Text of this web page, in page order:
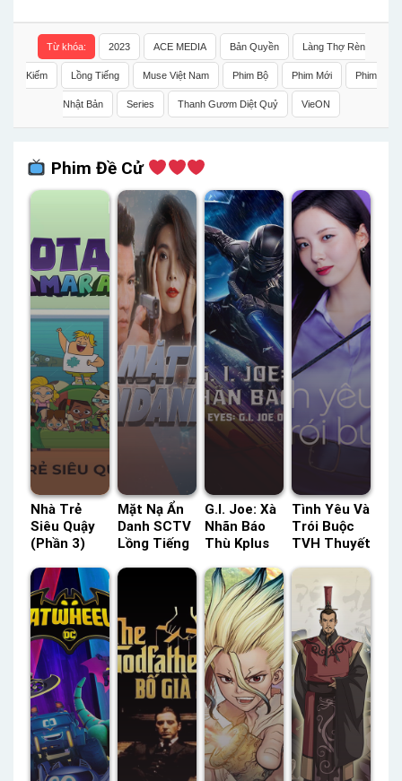
Từ khóa: 2023 ACE MEDIA Bản Quyền Làng Thợ Rèn
Kiếm Lồng Tiếng Muse Việt Nam Phim Bộ Phim Mới Phim
Nhật Bản Series Thanh Gươm Diệt Quỷ VieON
Phim Đề Cử
Nhà Trẻ
Siêu Quậy
(Phần 3)
Minh –
Status: 52 /
52 Thuyết
Minh
Mặt Nạ Ẩn
Danh SCTV
Lồng Tiếng
25 / 25
G.I. Joe: Xà
Nhãn Báo
Thù Kplus
Minh –
Status: HD
Thuyết
Minh
Tình Yêu Và
Trói Buộc
TVH Thuyết
Status: HD
Thuyết
Minh